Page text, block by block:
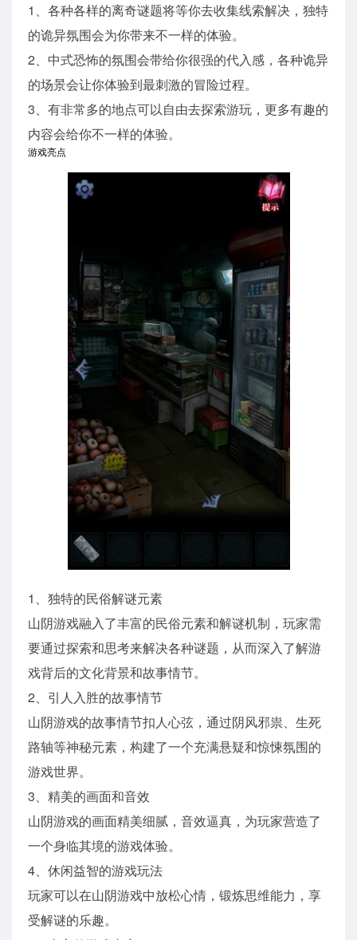
1、各种各样的离奇谜题将等你去收集线索解决，独特
的诡异氛围会为你带来不一样的体验。
2、中式恐怖的氛围会带给你很强的代入感，各种诡异
的场景会让你体验到最刺激的冒险过程。
3、有非常多的地点可以自由去探索游玩，更多有趣的
内容会给你不一样的体验。
游戏亮点
1、独特的民俗解谜元素
山阴游戏融入了丰富的民俗元素和解谜机制，玩家需
要通过探索和思考来解决各种谜题，从而深入了解游
戏背后的文化背景和故事情节。
2、引人入胜的故事情节
山阴游戏的故事情节扣人心弦，通过阴风邪祟、生死
路轴等神秘元素，构建了一个充满悬疑和惊悚氛围的
游戏世界。
3、精美的画面和音效
山阴游戏的画面精美细腻，音效逼真，为玩家营造了
一个身临其境的游戏体验。
4、休闲益智的游戏玩法
玩家可以在山阴游戏中放松心情，锻炼思维能力，享
受解谜的乐趣。